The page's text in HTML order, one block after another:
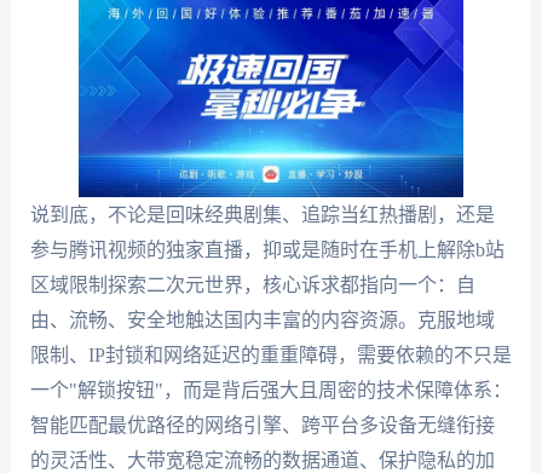
说到底，不论是回味经典剧集、追踪当红热播剧，还是
参与腾讯视频的独家直播，抑或是随时在手机上解除b站
区域限制探索二次元世界，核心诉求都指向一个：自
由、流畅、安全地触达国内丰富的内容资源。克服地域
限制、IP封锁和网络延迟的重重障碍，需要依赖的不只是
一个"解锁按钮"，而是背后强大且周密的技术保障体系：
智能匹配最优路径的网络引擎、跨平台多设备无缝衔接
的灵活性、大带宽稳定流畅的数据通道、保护隐私的加